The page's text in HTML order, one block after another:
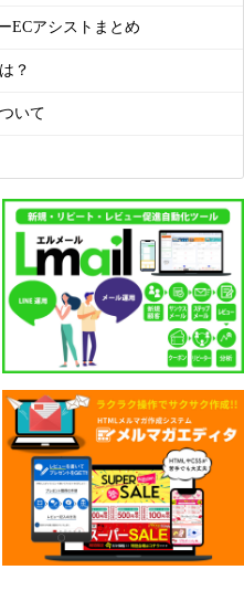
ECアシストまとめ
？
いて